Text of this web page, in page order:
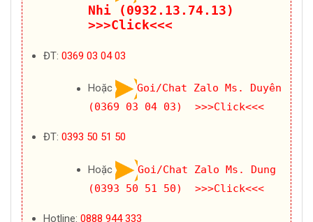
Nhi (0932.13.74.13)
>>>Click<<<
ĐT: 0369 03 04 03
Hoặc
Goi/Chat Zalo Ms. Duyên
(0369 03 04 03) >>>Click<<<
ĐT: 0393 50 51 50
Hoặc
Goi/Chat Zalo Ms. Dung
(0393 50 51 50) >>>Click<<<
Hotline: 0888 944 333